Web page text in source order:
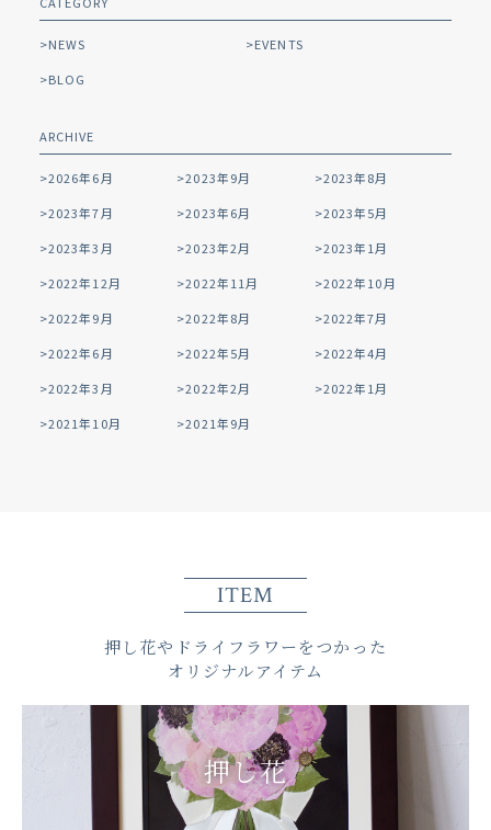
NEWS
EVENTS
BLOG
ARCHIVE
2026年6月 2023年9月
2023年8月
2023年7月
2023年6月
2023年5月
2023年3月
2023年2月
2023年1月
2022年12月
2022年11月
2022年10月
2022年9月
2022年8月
2022年7月
2022年6月
2022年5月
2022年4月
2022年3月
2022年2月
2022年1月
2021年10月
2021年9月
ITEM
押し花やドライフラワーをつかった
オリジナルアイテム
押し花